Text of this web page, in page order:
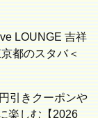
LOUNGE 吉祥
都のスタバ＜
引きクーポンや
楽しむ【2026